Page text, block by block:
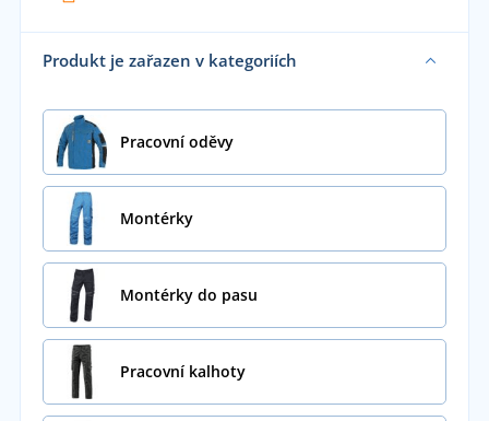
Produkt je zařazen v kategoriích
Pracovní oděvy
Montérky
Montérky do pasu
Pracovní kalhoty